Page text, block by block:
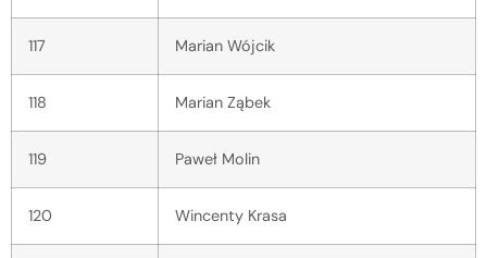
117 Marian Wójcik
118 Marian Ząbek
119 Paweł Molin
120 Wincenty Krasa